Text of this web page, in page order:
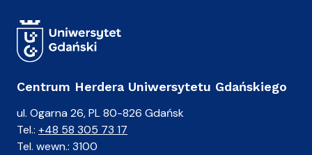
Centrum Herdera Uniwersytetu Gdańskiego
ul. Ogarna 26, PL 80-826 Gdańsk
Tel.: +48 58 305 73 17
Tel. wewn.: 3100